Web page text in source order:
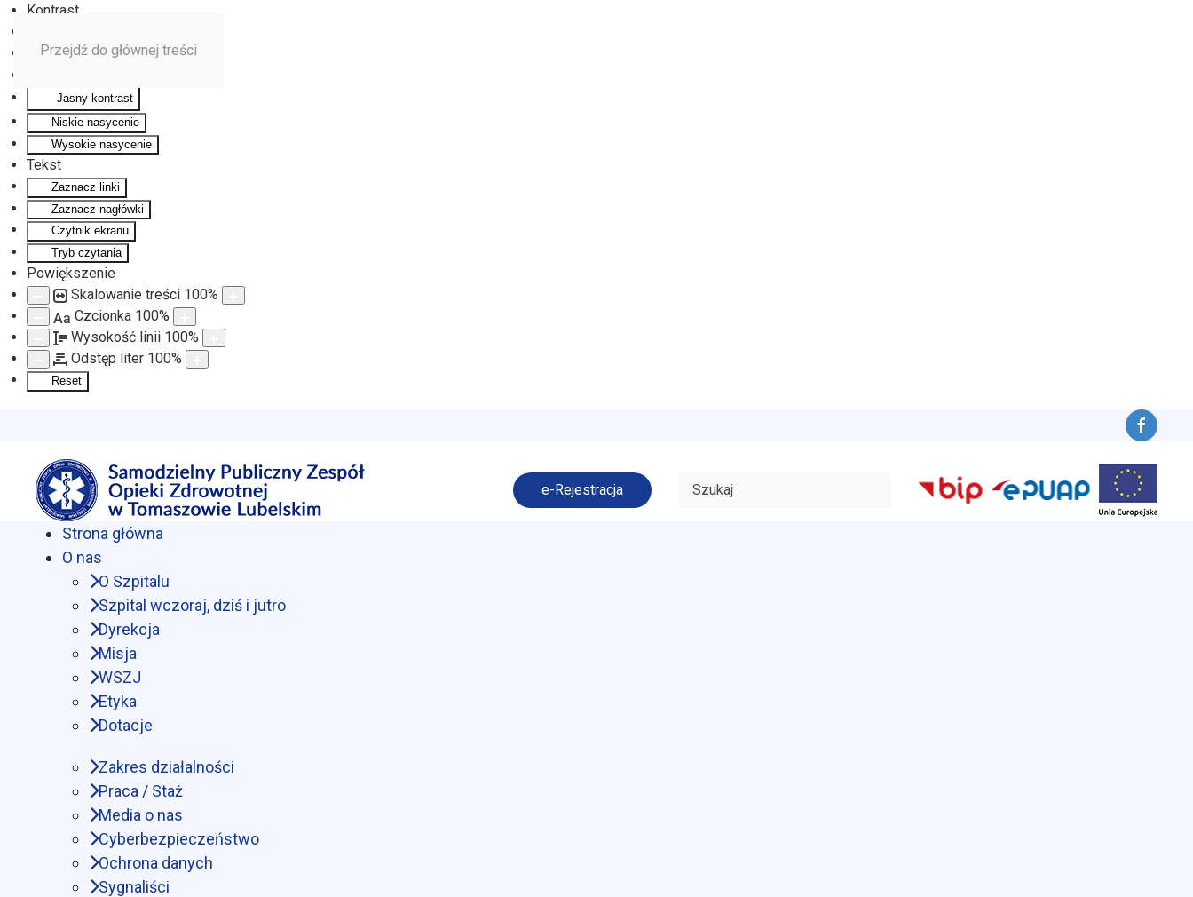
Kontrast
Monochromatyczny
Jasny kontrast
Niskie nasycenie
Wysokie nasycenie
Tekst
Zaznacz linki
Zaznacz nagłówki
Czytnik ekranu
Tryb czytania
Powiększenie
Skalowanie treści 100%
Aa Czcionka 100%
Wysokość linii 100%
Odstęp liter 100%
Reset
Przejdź do głównej treści
e-Rejestracja
Strona główna
O nas
O Szpitalu
Szpital wczoraj, dziś i jutro
Dyrekcja
Misja
WSZJ
Etyka
Dotacje
Zakres działalności
Praca / Staż
Media o nas
Cyberbezpieczeństwo
Ochrona danych
Sygnaliści